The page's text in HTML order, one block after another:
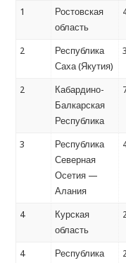
1
Ростовская
область
2
Республика
Саха (Якутия)
2
Кабардино-
Балкарская
Республика
3
Республика
Северная
Осетия —
Алания
4
Курская
область
4
Республика